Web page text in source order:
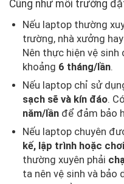
Cũng như môi trường
Nếu laptop thường
trường, nhà xưởng hay
Nên thực hiện vệ sinh
khoảng 6 tháng/lần.
Nếu laptop chỉ sử
sạch sẽ và kín đáo.
năm/lầnđể đảm bảo
Nếu laptop chuyên
kế, lập trình hoặc
thường xuyên phải
ta nên vệ sinh và bảo